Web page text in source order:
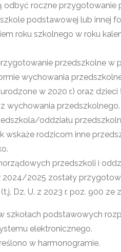
odbyć roczne przygotowanie
podstawowej lub innej
roku szkolnego w roku
przedszkolne w
wychowania
w 2020 r.) oraz
wychowania
oddziału
rodzicom inne
przedszkoli i
2025 zostały
Dz. U. z 2023 r. poz. 900 ze
szkołach podstawowych
elektronicznego.
w harmonogramie.